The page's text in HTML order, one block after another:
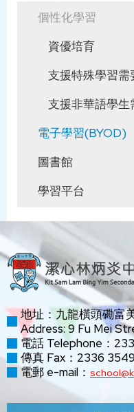
個性化學習
資優培育
支援特殊學習需
支援非華語學生
電子學習(BYOD)
圖書館
學習平台
地址：九龍橫頭磡富
Address: 9 Fu Mei
電話 Telephone：
傳真 Fax：2336 3549
電郵 e-mail：